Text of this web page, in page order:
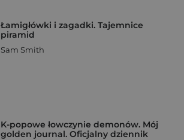
Łamigłówki i zagadki. Tajemnice
piramid
Sam Smith
K-popowe łowczynie demonów. Mój
golden journal. Oficjalny dziennik